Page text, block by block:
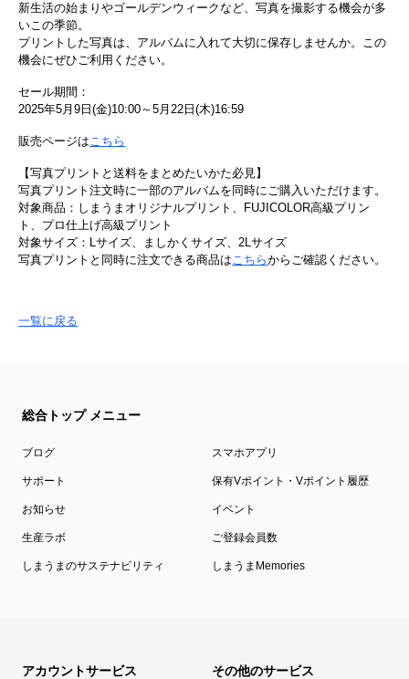
新生活の始まりやゴールデンウィークなど、写真を撮影する機会が多
いこの季節。
プリントした写真は、アルバムに入れて大切に保存しませんか。この
機会にぜひご利用ください。
セール期間：
2025年5月9日(金)10:00～5月22日(木)16:59
販売ページはこちら
【写真プリントと送料をまとめたいかた必見】
写真プリント注文時に一部のアルバムを同時にご購入いただけます。
対象商品：しまうまオリジナルプリント、FUJICOLOR高級プリン
ト、プロ仕上げ高級プリント
対象サイズ：Lサイズ、ましかくサイズ、2Lサイズ
写真プリントと同時に注文できる商品はこちらからご確認ください。
一覧に戻る
総合トップ メニュー
ブログ スマホアプリ
サポート 保有Vポイント・Vポイント履歴
お知らせ イベント
生産ラボ ご登録会員数
しまうまのサステナビリティ しまうまMemories
アカウントサービス その他のサービス